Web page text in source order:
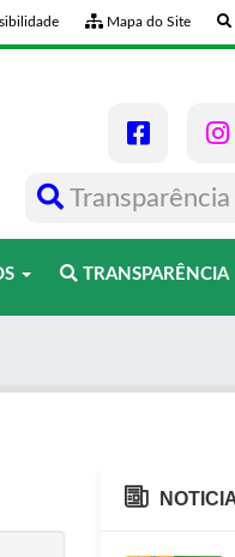
Mapa do Site
Transparência
TRANSPARÊNCIA